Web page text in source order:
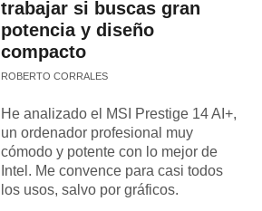
trabajar si buscas gran
potencia y diseño
compacto
ROBERTO CORRALES
He analizado el MSI Prestige 14 AI+,
un ordenador profesional muy
cómodo y potente con lo mejor de
Intel. Me convence para casi todos
los usos, salvo por gráficos.